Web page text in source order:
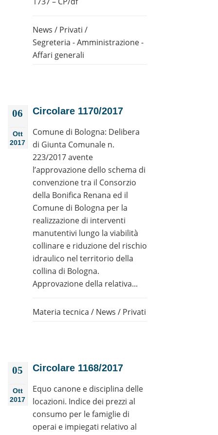
News / Privati /
Segreteria - Amministrazione -
Affari generali
06
Ott
2017
Circolare 1170/2017
Comune di Bologna: Delibera
di Giunta Comunale n.
223/2017 avente
l’approvazione dello schema di
convenzione tra il Consorzio
della Bonifica Renana ed il
Comune di Bologna per la
realizzazione di interventi
manutentivi lungo la viabilità
collinare e riduzione del rischio
idraulico nel territorio della
collina di Bologna.
Approvazione della relativa...
Materia tecnica / News / Privati
05
Ott
2017
Circolare 1168/2017
Equo canone e disciplina delle
locazioni. Indice dei prezzi al
consumo per le famiglie di
operai e impiegati relativo al